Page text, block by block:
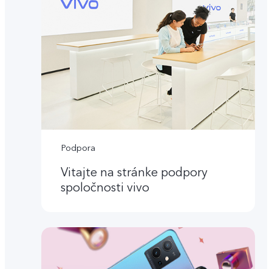
Podpora
Vitajte na stránke podpory
spoločnosti vivo